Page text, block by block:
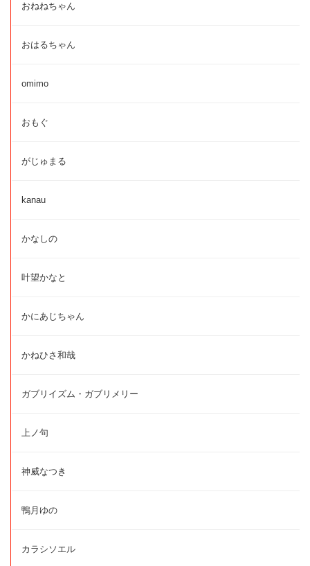
おねねちゃん
おはるちゃん
omimo
おもぐ
がじゅまる
kanau
かなしの
叶望かなと
かにあじちゃん
かねひさ和哉
ガブリイズム・ガブリメリー
上ノ句
神威なつき
鴨月ゆの
カラシソエル